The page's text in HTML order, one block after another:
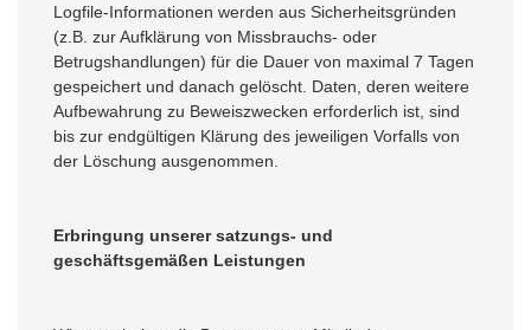
Logfile-Informationen werden aus Sicherheitsgründen
(z.B. zur Aufklärung von Missbrauchs- oder
Betrugshandlungen) für die Dauer von maximal 7 Tagen
gespeichert und danach gelöscht. Daten, deren weitere
Aufbewahrung zu Beweiszwecken erforderlich ist, sind
bis zur endgültigen Klärung des jeweiligen Vorfalls von
der Löschung ausgenommen.
Erbringung unserer satzungs- und
geschäftsgemäßen Leistungen